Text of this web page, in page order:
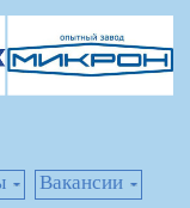
Вакансии